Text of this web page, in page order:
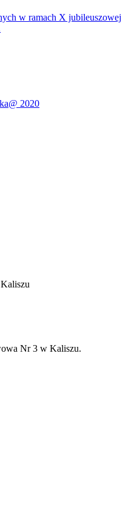
w ramach X jubileuszowej
2020
Nr 3 w Kaliszu.